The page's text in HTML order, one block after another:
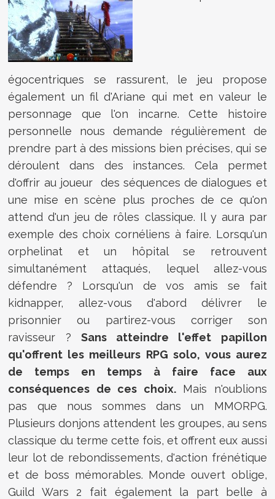
égocentriques se rassurent, le jeu propose
également un fil d'Ariane qui met en valeur le
personnage que l'on incarne. Cette histoire
personnelle nous demande régulièrement de
prendre part à des missions bien précises, qui se
déroulent dans des instances. Cela permet
d'offrir au joueur des séquences de dialogues et
une mise en scène plus proches de ce qu'on
attend d'un jeu de rôles classique. Il y aura par
exemple des choix cornéliens à faire. Lorsqu'un
orphelinat et un hôpital se retrouvent
simultanément attaqués, lequel allez-vous
défendre ? Lorsqu'un de vos amis se fait
kidnapper, allez-vous d'abord délivrer le
prisonnier ou partirez-vous corriger son
ravisseur ? Sans atteindre l'effet papillon
qu'offrent les meilleurs RPG solo, vous aurez
de temps en temps à faire face aux
conséquences de ces choix.Mais n'oublions
pas que nous sommes dans un MMORPG.
Plusieurs donjons attendent les groupes, au sens
classique du terme cette fois, et offrent eux aussi
leur lot de rebondissements, d'action frénétique
et de boss mémorables. Monde ouvert oblige,
Guild Wars 2 fait également la part belle à